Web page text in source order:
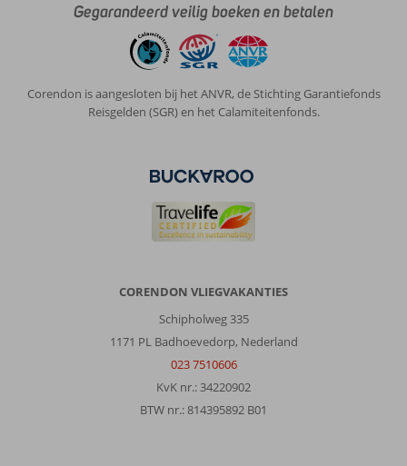
Gegarandeerd veilig boeken en betalen
Corendon is aangesloten bij het ANVR, de Stichting Garantiefonds
Reisgelden (SGR) en het Calamiteitenfonds.
CORENDON VLIEGVAKANTIES
Schipholweg 335
1171 PL Badhoevedorp, Nederland
023 7510606
KvK nr.: 34220902
BTW nr.: 814395892 B01